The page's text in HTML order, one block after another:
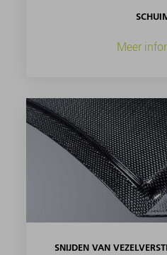
Meer
SNIJDEN VAN